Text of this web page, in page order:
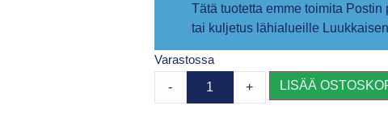
Tätä tuotetta emme toimita
tai kuljetus lähialueille
Varastossa
- + LISÄÄ